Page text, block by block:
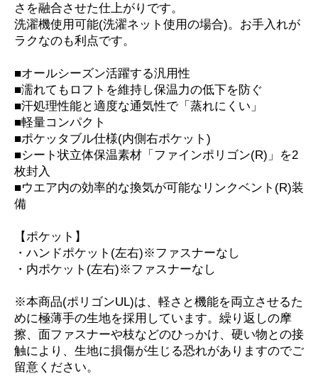
さを融合させた仕上がりです。
洗濯機使用可能(洗濯ネット使用の場合)。お手入れが
ラクなのも利点です。
■オールシーズン活躍する汎用性
■濡れてもロフトを維持し保温力の低下を防ぐ
■汗処理性能と適度な通気性で「蒸れにくい」
■軽量コンパクト
■ポケッタブル仕様(内側右ポケット)
■シート状立体保温素材「ファインポリゴン(R)」を2
枚封入
■ウエア内の効率的な換気が可能なリンクベント(R)装
備
【ポケット】
・ハンドポケット(左右)※ファスナーなし
・内ポケット(左右)※ファスナーなし
※本商品(ポリゴンUL)は、軽さと機能を両立させるた
めに極薄手の生地を採用しています。繰り返しの摩
擦、面ファスナーや枝などのひっかけ、硬い物との接
触により、生地に損傷が生じる恐れがありますのでご
留意ください。